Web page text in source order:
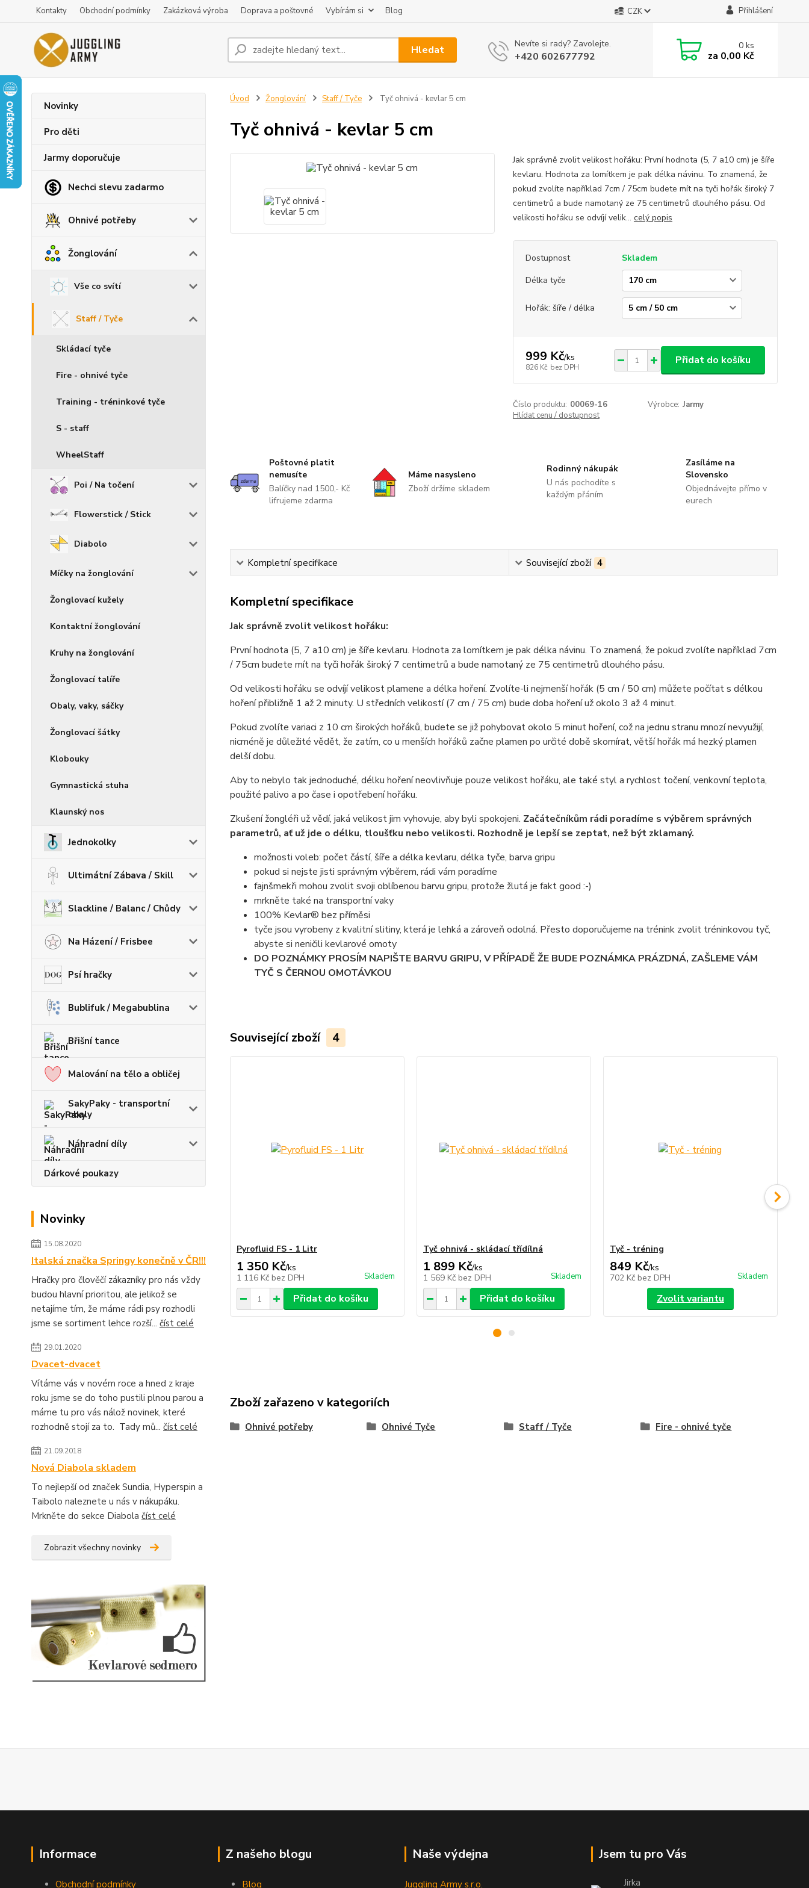
Kontakty Obchodní podmínky Zakázková výroba Doprava a poštovné Vybírám si Blog CZK Přihlášení
Hledat Nevíte si rady? Zavolejte.
+420 602677792
0ks
za 0,00 Kč
Novinky
Pro děti
Jarmy doporučuje
Nechci slevu zadarmo
Ohnivé potřeby
Žonglování
Vše co svítí
Staff / Tyče
Skládací tyče
Fire - ohnivé tyče
Training - tréninkové tyče
S - staff
WheelStaff
Poi / Na točení
Flowerstick / Stick
Diabolo
Míčky na žonglování
Žonglovací kužely
Kontaktní žonglování
Kruhy na žonglování
Žonglovací talíře
Obaly, vaky, sáčky
Žonglovací šátky
Klobouky
Gymnastická stuha
Klaunský nos
Jednokolky
Ultimátní Zábava / Skill
Slackline / Balanc / Chůdy
Na Házení / Frisbee
Psí hračky
Bublifuk / Megabublina
Břišní tance
Malování na tělo a obličej
SakyPaky - transportní
obaly
Náhradní díly
Dárkové poukazy
Novinky
15.08.2020
Italská značka Springy konečně v ČR!!!
Hračky pro člověčí zákazníky pro nás vždy
budou hlavní prioritou, ale jelikož se
netajíme tím, že máme rádi psy rozhodli
jsme se sortiment lehce rozší... číst celé
29.01.2020
Dvacet-dvacet
Vítáme vás v novém roce a hned z kraje
roku jsme se do toho pustili plnou parou a
máme tu pro vás nálož novinek, které
rozhodně stojí za to. Tady mů... číst celé
21.09.2018
Nová Diabola skladem
To nejlepší od značek Sundia, Hyperspin a
Taibolo naleznete u nás v nákupáku.
Mrkněte do sekce Diabola číst celé
Zobrazit všechny novinky
Úvod Žonglování Staff / Tyče Tyč ohnivá - kevlar 5 cm
Tyč ohnivá - kevlar 5 cm
Jak správně zvolit velikost hořáku: První hodnota (5, 7 a10 cm) je šíře
kevlaru. Hodnota za lomítkem je pak délka návinu. To znamená, že
pokud zvolíte například 7cm / 75cm budete mít na tyči hořák široký 7
centimetrů a bude namotaný ze 75 centimetrů dlouhého pásu. Od
velikosti hořáku se odvíjí velik... celý popis
Dostupnost
Skladem
Délka tyče
Hořák: šíře / délka
999 Kč/ks
826 Kč bez DPH
Přidat do košíku
Číslo produktu: 00069-16 Výrobce: Jarmy
Hlídat cenu / dostupnost
Poštovné platit
nemusíte
Balíčky nad 1500,- Kč
lifrujeme zdarma
Máme nasysleno
Zboží držíme skladem
Rodinný nákupák
U nás pochodíte s
každým přáním
Zasíláme na
Slovensko
Objednávejte přímo v
eurech
Kompletní specifikace Související zboží 4
Kompletní specifikace
Jak správně zvolit velikost hořáku:
První hodnota (5, 7 a10 cm) je šíře kevlaru. Hodnota za lomítkem je pak délka návinu. To znamená, že pokud zvolíte například 7cm
/ 75cm budete mít na tyči hořák široký 7 centimetrů a bude namotaný ze 75 centimetrů dlouhého pásu.
Od velikosti hořáku se odvíjí velikost plamene a délka hoření. Zvolíte-li nejmenší hořák (5 cm / 50 cm) můžete počítat s délkou
hoření přibližně 1 až 2 minuty. U středních velikostí (7 cm / 75 cm) bude doba hoření už okolo 3 až 4 minut.
Pokud zvolíte variaci z 10 cm širokých hořáků, budete se již pohybovat okolo 5 minut hoření, což na jednu stranu mnozí nevyužijí,
nicméně je důležité vědět, že zatím, co u menších hořáků začne plamen po určité době skomírat, větší hořák má hezký plamen
delší dobu.
Aby to nebylo tak jednoduché, délku hoření neovlivňuje pouze velikost hořáku, ale také styl a rychlost točení, venkovní teplota,
použité palivo a po čase i opotřebení hořáku.
Zkušení žongléři už vědí, jaká velikost jim vyhovuje, aby byli spokojeni. Začátečníkům rádi poradíme s výběrem správných
parametrů, ať už jde o délku, tloušťku nebo velikosti. Rozhodně je lepší se zeptat, než být zklamaný.
možnosti voleb: počet částí, šíře a délka kevlaru, délka tyče, barva gripu
pokud si nejste jisti správným výběrem, rádi vám poradíme
fajnšmekři mohou zvolit svoji oblíbenou barvu gripu, protože žlutá je fakt good :-)
mrkněte také na transportní vaky
100% Kevlar® bez příměsi
tyče jsou vyrobeny z kvalitní slitiny, která je lehká a zároveň odolná. Přesto doporučujeme na trénink zvolit tréninkovou tyč,
abyste si neničili kevlarové omoty
DO POZNÁMKY PROSÍM NAPIŠTE BARVU GRIPU, V PŘÍPADĚ ŽE BUDE POZNÁMKA PRÁZDNÁ, ZAŠLEME VÁM
TYČ S ČERNOU OMOTÁVKOU
Související zboží 4
Pyrofluid FS - 1 Litr
1 350 Kč/ks
1 116 Kč bez DPH Skladem
Přidat do košíku
Tyč ohnivá - skládací třídílná
1 899 Kč/ks
1 569 Kč bez DPH Skladem
Přidat do košíku
Tyč - tréning
849 Kč/ks
702 Kč bez DPH Skladem
Zvolit variantu
Zboží zařazeno v kategoriích
Ohnivé potřeby Ohnivé Tyče Staff / Tyče Fire - ohnivé tyče
Informace
Obchodní podmínky
Z našeho blogu
Blog
Naše výdejna
Juggling Army s.r.o.
Jsem tu pro Vás
Jirka